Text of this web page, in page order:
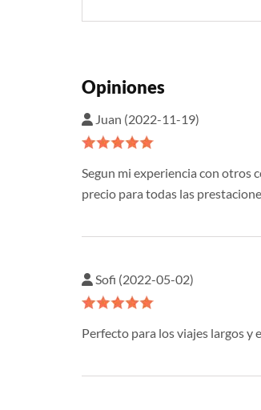
Opiniones
Juan (2022-11-19)
Segun mi experiencia con otros
precio para todas las
Sofi (2022-05-02)
Perfecto para los viajes largos y